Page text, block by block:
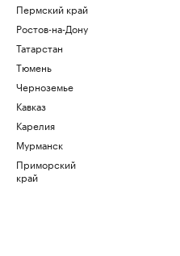
Пермский край
Ростов-на-Дону
Татарстан
Тюмень
Черноземье
Кавказ
Карелия
Мурманск
Приморский
край